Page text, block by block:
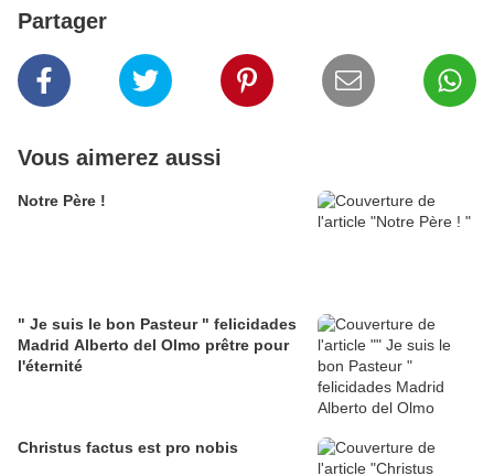
Partager
Vous aimerez aussi
Notre Père !
" Je suis le bon Pasteur " felicidades
Madrid Alberto del Olmo prêtre pour
l'éternité
Christus factus est pro nobis